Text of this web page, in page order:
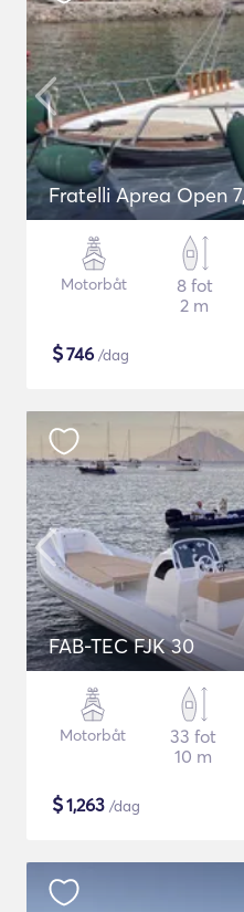
Fratelli Aprea Open
Motorbåt
8 fot
2 m
$746 /dag
FAB-TEC FJK 30
Motorbåt
33 fot
10 m
$1,263 /dag